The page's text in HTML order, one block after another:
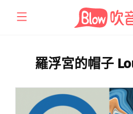
羅浮宮的帽子